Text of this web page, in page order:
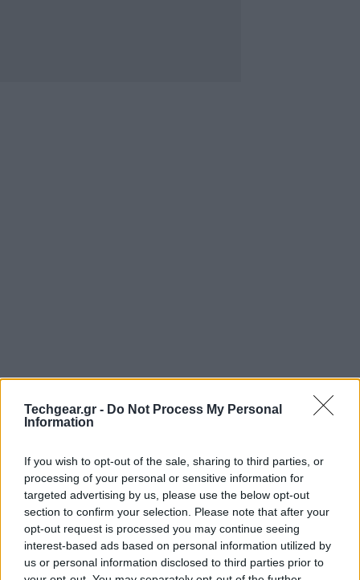
Techgear.gr - Do Not Process My Personal
Information
If you wish to opt-out of the sale, sharing to third parties, or
processing of your personal or sensitive information for
targeted advertising by us, please use the below opt-out
section to confirm your selection. Please note that after your
opt-out request is processed you may continue seeing
interest-based ads based on personal information utilized by
us or personal information disclosed to third parties prior to
Acerθα συμμετέχει και αυτή με τον δικό της τρόπο
στους Ολυμπιακούς Αγώνες του Λονδίνου, καθώς
ανακοίνωσε σήμερα ότι θα κυκλοφορήσει κατά τον
Απρίλιο το Acer Iconia Tab A510 Olympic Games Edition
με ενισχυμένη μπαταρία για αυτονομία 15 ωρών!